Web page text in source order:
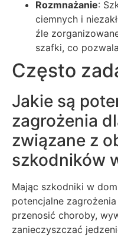
Rozmnażanie:
ciemnych i
źle
szafki, co
Często
Jakie są
zagrożenia
związane z
szkodników
Mając szkodniki w
potencjalne
przenosić choroby,
zanieczyszczać